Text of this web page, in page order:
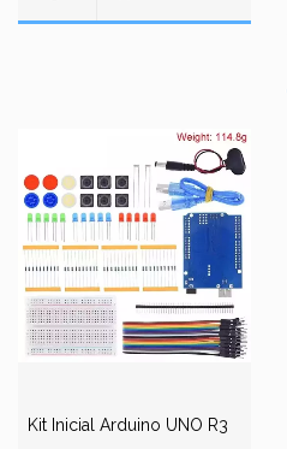
Kit Inicial Arduino UNO R3